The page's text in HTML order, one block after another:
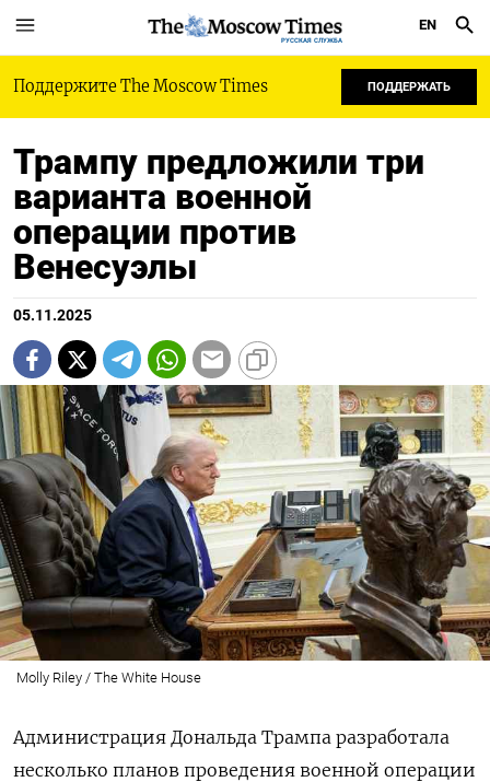
РУССКАЯ СЛУЖБА
EN
Поддержите The Moscow Times ПОДДЕРЖАТЬ
Трампу предложили три
варианта военной
операции против
Венесуэлы
05.11.2025
Molly Riley / The White House
Администрация Дональда Трампа разработала
несколько планов проведения военной операции